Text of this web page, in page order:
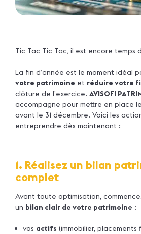
Tic Tac Tic Tac, il est encore temps
La fin d’année est le moment idéal
votre patrimoine et réduire votre
clôture de l’exercice. AVISOFI
accompagne pour mettre en place
avant le 31 décembre. Voici les
entreprendre dès maintenant :
1. Réalisez un bilan
complet
Avant toute optimisation,
un bilan clair de votre patrimoine :
vos actifs (immobilier, placements